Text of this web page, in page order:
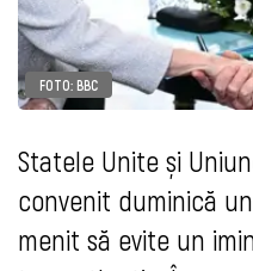
FOTO: BBC
Statele Unite și
convenit duminică
menit să evite un